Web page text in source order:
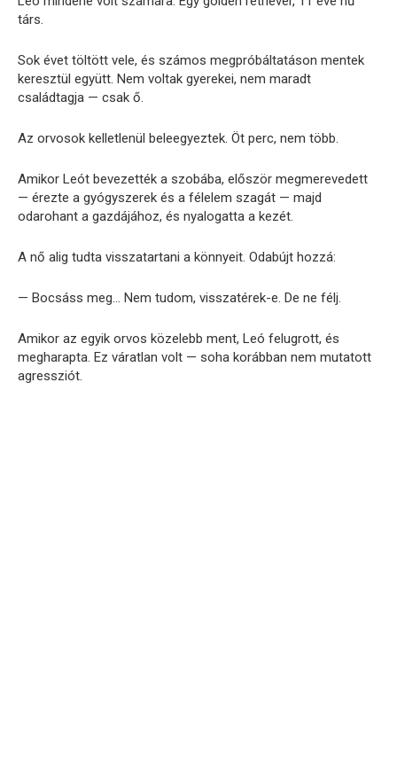
társ.
Sok évet töltött vele, és számos megpróbáltatáson mentek
keresztül együtt. Nem voltak gyerekei, nem maradt
családtagja — csak ő.
Az orvosok kelletlenül beleegyeztek. Öt perc, nem több.
Amikor Leót bevezették a szobába, először megmerevedett
— érezte a gyógyszerek és a félelem szagát — majd
odarohant a gazdájához, és nyalogatta a kezét.
A nő alig tudta visszatartani a könnyeit. Odabújt hozzá:
— Bocsáss meg… Nem tudom, visszatérek-e. De ne félj.
Amikor az egyik orvos közelebb ment, Leó felugrott, és
megharapta. Ez váratlan volt — soha korábban nem mutatott
agressziót.